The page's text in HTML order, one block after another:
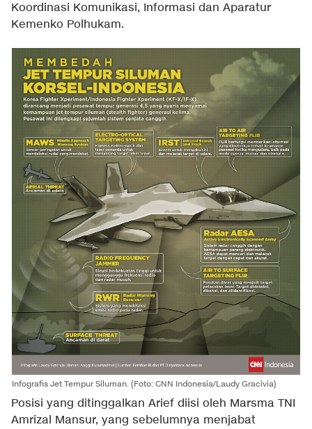
Koordinasi Komunikasi, Informasi dan Aparatur
Kemenko Polhukam.
Infografis Jet Tempur Siluman. (Foto: CNN Indonesia/Laudy Gracivia)
Posisi yang ditinggalkan Arief diisi oleh Marsma TNI
Amrizal Mansur, yang sebelumnya menjabat